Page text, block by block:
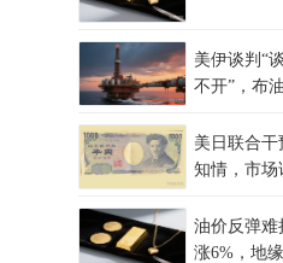
美伊谈判“
不开”，布
美日联合
知情，市场
油价反弹难
涨6%，地